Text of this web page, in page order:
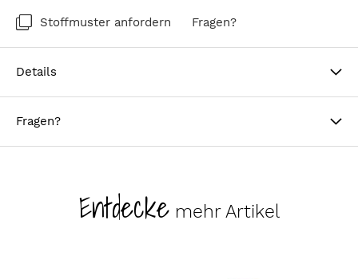
Stoffmuster anfordern Fragen?
Details
Fragen?
Entdeckemehr Artikel